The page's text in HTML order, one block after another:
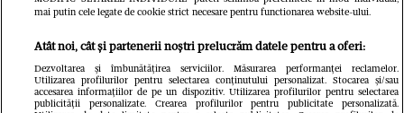
mai putin cele legate de cookie strict necesare pentru functionarea website-ului.
Atât noi, cât și partenerii noștri prelucrăm datele pentru a oferi:
Dezvoltarea și îmbunătățirea serviciilor. Măsurarea performanței reclamelor.
Utilizarea profilurilor pentru selectarea conținutului personalizat. Stocarea și/sau
accesarea informațiilor de pe un dispozitiv. Utilizarea profilurilor pentru selectarea
publicității personalizate. Crearea profilurilor pentru publicitate personalizată.